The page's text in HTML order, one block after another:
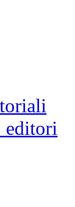
editori